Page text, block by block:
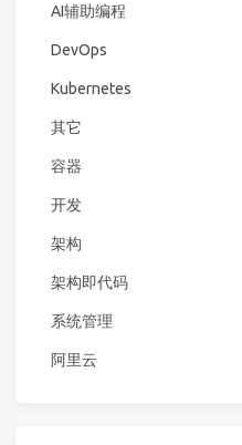
AI辅助编程
DevOps
Kubernetes
其它
容器
开发
架构
架构即代码
系统管理
阿里云